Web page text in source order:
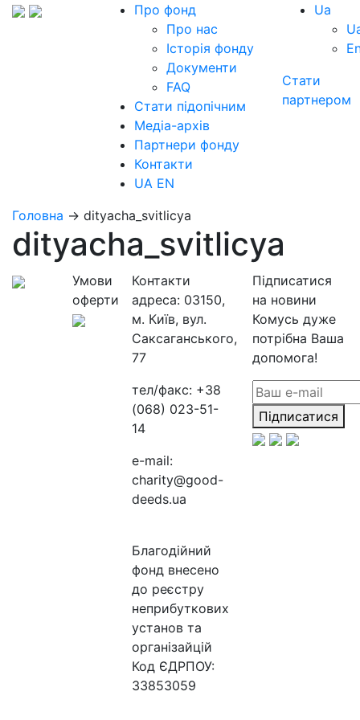
Про фонд
Про нас
Історія фонду
Документи
FAQ
Стати підопічним
Медіа-архів
Партнери фонду
Контакти
UA EN
Ua
Стати
партнером
Головна → dityacha_svitlicya
dityacha_svitlicya
Умови
оферти
Контакти
адреса: 03150,
м. Київ, вул.
Саксаганського,
77
тел/факс: +38
(068) 023-51-
14
e-mail:
charity@good-
deeds.ua
Благодійний
фонд внесено
до реєстру
неприбуткових
установ та
організайцій
Код ЄДРПОУ:
33853059
Підписатися
на новини
Комусь дуже
потрібна Ваша
допомога!
Підписатися